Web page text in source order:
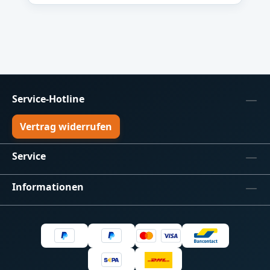
dort, wo digitale TTL-Signale störsicher
über größere Entfernungen übertragen
werden sollen. Für den Betrieb werden
immer zwei Module benötigt – ein Sender
und ein Empfänger. Der Lieferumfang
eine vollständige Übertragungsstrecke
kompakte, fertig mit SMD-Komponenten
und RJ45-Buchse bestückte Leiterplatte
Handbuch als Download (07.12.2025)
Service-Hotline
Vertrag widerrufen
Service
Informationen